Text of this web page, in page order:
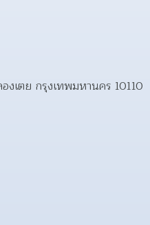
เตย กรุงเทพมหานคร 10110